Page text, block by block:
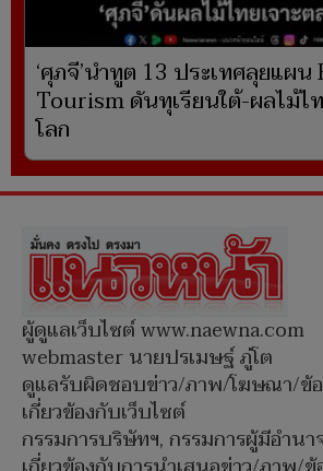
‘ศุภจี’นำทูต 13 ประเทศลุยแผ
Tourism ดันทุเรียนใต้-ผลไม้ไท
โลก
ผู้ดูแลเว็บไซต์ www.naewna.com
webmaster นายปรเมษฐ์ ภู่โต
ดูแลรับผิดชอบข่าว/ภาพ/โฆษณา/ข้
เกี่ยวข้องกับเว็บไซต์
กรรมการบริษัทฯ, กรรมการผู้มีอำน